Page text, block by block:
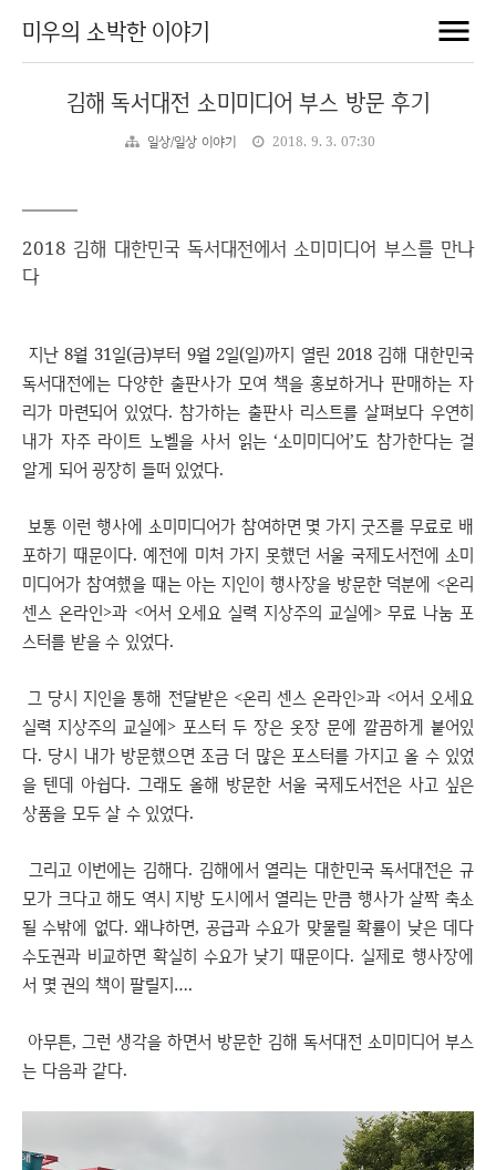
미우의 소박한 이야기
김해 독서대전 소미미디어 부스 방문 후기
일상/일상 이야기 2018. 9. 3. 07:30
2018 김해 대한민국 독서대전에서 소미미디어 부스를 만나
다
지난 8월 31일(금)부터 9월 2일(일)까지 열린 2018 김해 대한민국
독서대전에는 다양한 출판사가 모여 책을 홍보하거나 판매하는 자
리가 마련되어 있었다. 참가하는 출판사 리스트를 살펴보다 우연히
내가 자주 라이트 노벨을 사서 읽는 ‘소미미디어’도 참가한다는 걸
알게 되어 굉장히 들떠 있었다.
보통 이런 행사에 소미미디어가 참여하면 몇 가지 굿즈를 무료로 배
포하기 때문이다. 예전에 미처 가지 못했던 서울 국제도서전에 소미
미디어가 참여했을 때는 아는 지인이 행사장을 방문한 덕분에 <온리
센스 온라인>과 <어서 오세요 실력 지상주의 교실에> 무료 나눔 포
스터를 받을 수 있었다.
그 당시 지인을 통해 전달받은 <온리 센스 온라인>과 <어서 오세요
실력 지상주의 교실에> 포스터 두 장은 옷장 문에 깔끔하게 붙어있
다. 당시 내가 방문했으면 조금 더 많은 포스터를 가지고 올 수 있었
을 텐데 아쉽다. 그래도 올해 방문한 서울 국제도서전은 사고 싶은
상품을 모두 살 수 있었다.
그리고 이번에는 김해다. 김해에서 열리는 대한민국 독서대전은 규
모가 크다고 해도 역시 지방 도시에서 열리는 만큼 행사가 살짝 축소
될 수밖에 없다. 왜냐하면, 공급과 수요가 맞물릴 확률이 낮은 데다
수도권과 비교하면 확실히 수요가 낮기 때문이다. 실제로 행사장에
서 몇 권의 책이 팔릴지….
아무튼, 그런 생각을 하면서 방문한 김해 독서대전 소미미디어 부스
는 다음과 같다.